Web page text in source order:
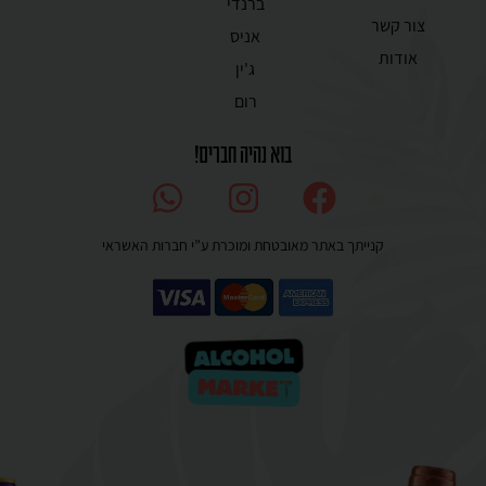
אניס
ג'ין
רום
צור קשר
אודות
בוא נהיה חברים!
קנייתך באתר מאובטחת ומוכרת ע”י חברות האשראי